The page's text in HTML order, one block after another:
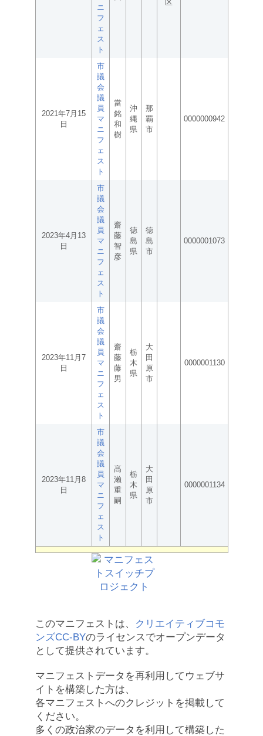
ニ
フ
ェ
ス
ト
区
2021年7月15
日
市
議
会
議
員
マ
ニ
フ
ェ
ス
ト
當
銘
和
樹
沖
縄
県
那
覇
市
0000000942
2023年4月13
日
市
議
会
議
員
マ
ニ
フ
ェ
ス
ト
齋
藤
智
彦
徳
島
県
徳
島
市
0000001073
2023年11月7
日
市
議
会
議
員
マ
ニ
フ
ェ
ス
ト
齋
藤
藤
男
栃
木
県
大
田
原
市
0000001130
2023年11月8
日
市
議
会
議
員
マ
ニ
フ
ェ
ス
ト
髙
瀨
重
嗣
栃
木
県
大
田
原
市
0000001134
このマニフェストは、
クリエイティブコモ
ンズCC-BYのライセンスでオープンデータ
として提供されています。
マニフェストデータを再利用してウェブサ
イトを構築した方は、
各マニフェストへのクレジットを掲載して
ください。
多くの政治家のデータを利用して構築した